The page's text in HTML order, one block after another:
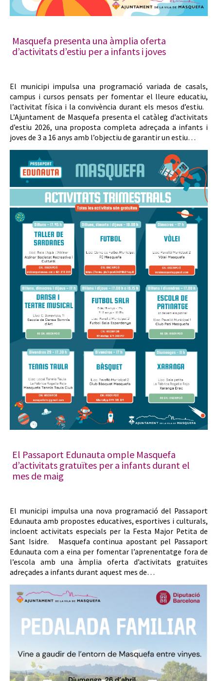
Masquefa presenta una àmplia oferta
d’activitats d’estiu per a infants i joves
El municipi impulsa una programació variada de casals,
campus i cursos pensats per fomentar el lleure educatiu,
l’activitat física i la convivència durant els mesos d’estiu.
L’Ajuntament de Masquefa presenta el catàleg d’activitats
d’estiu 2026, una proposta completa adreçada a infants i
joves de 3 a 16 anys amb l’objectiu de garantir un estiu…
El Passaport Edunauta omple Masquefa
d’activitats gratuïtes per a infants durant el
mes de maig
El municipi impulsa una nova programació del Passaport
Edunauta amb propostes educatives, esportives i culturals,
incloent activitats especials per la Festa Major Petita de
Sant Isidre. Masquefa continua apostant pel Passaport
Edunauta com a eina per fomentar l’aprenentatge fora de
l’escola amb una àmplia oferta d’activitats gratuïtes
adreçades a infants durant aquest mes de…